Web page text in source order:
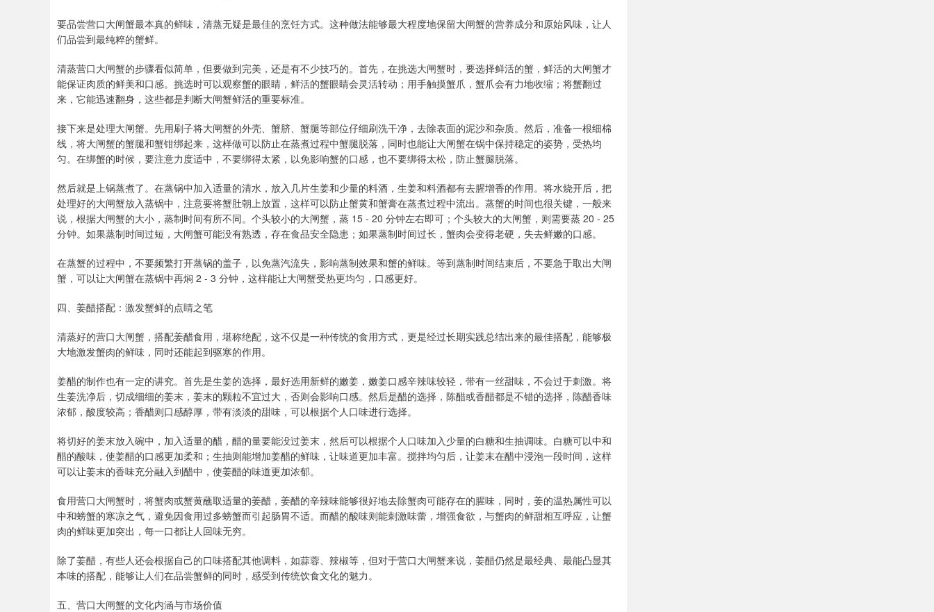
要品尝营口大闸蟹最本真的鲜味，清蒸无疑是最佳的烹饪方式。这种做法能够最大程度地保留大闸蟹的营养成分和原始风味，让人
们品尝到最纯粹的蟹鲜。
清蒸营口大闸蟹的步骤看似简单，但要做到完美，还是有不少技巧的。首先，在挑选大闸蟹时，要选择鲜活的蟹，鲜活的大闸蟹才
能保证肉质的鲜美和口感。挑选时可以观察蟹的眼睛，鲜活的蟹眼睛会灵活转动；用手触摸蟹爪，蟹爪会有力地收缩；将蟹翻过
来，它能迅速翻身，这些都是判断大闸蟹鲜活的重要标准。
接下来是处理大闸蟹。先用刷子将大闸蟹的外壳、蟹脐、蟹腿等部位仔细刷洗干净，去除表面的泥沙和杂质。然后，准备一根细棉
线，将大闸蟹的蟹腿和蟹钳绑起来，这样做可以防止在蒸煮过程中蟹腿脱落，同时也能让大闸蟹在锅中保持稳定的姿势，受热均
匀。在绑蟹的时候，要注意力度适中，不要绑得太紧，以免影响蟹的口感，也不要绑得太松，防止蟹腿脱落。
然后就是上锅蒸煮了。在蒸锅中加入适量的清水，放入几片生姜和少量的料酒，生姜和料酒都有去腥增香的作用。将水烧开后，把
处理好的大闸蟹放入蒸锅中，注意要将蟹肚朝上放置，这样可以防止蟹黄和蟹膏在蒸煮过程中流出。蒸蟹的时间也很关键，一般来
说，根据大闸蟹的大小，蒸制时间有所不同。个头较小的大闸蟹，蒸 15 - 20 分钟左右即可；个头较大的大闸蟹，则需要蒸 20 - 25
分钟。如果蒸制时间过短，大闸蟹可能没有熟透，存在食品安全隐患；如果蒸制时间过长，蟹肉会变得老硬，失去鲜嫩的口感。
在蒸蟹的过程中，不要频繁打开蒸锅的盖子，以免蒸汽流失，影响蒸制效果和蟹的鲜味。等到蒸制时间结束后，不要急于取出大闸
蟹，可以让大闸蟹在蒸锅中再焖 2 - 3 分钟，这样能让大闸蟹受热更均匀，口感更好。
四、姜醋搭配：激发蟹鲜的点睛之笔
清蒸好的营口大闸蟹，搭配姜醋食用，堪称绝配，这不仅是一种传统的食用方式，更是经过长期实践总结出来的最佳搭配，能够极
大地激发蟹肉的鲜味，同时还能起到驱寒的作用。
姜醋的制作也有一定的讲究。首先是生姜的选择，最好选用新鲜的嫩姜，嫩姜口感辛辣味较轻，带有一丝甜味，不会过于刺激。将
生姜洗净后，切成细细的姜末，姜末的颗粒不宜过大，否则会影响口感。然后是醋的选择，陈醋或香醋都是不错的选择，陈醋香味
浓郁，酸度较高；香醋则口感醇厚，带有淡淡的甜味，可以根据个人口味进行选择。
将切好的姜末放入碗中，加入适量的醋，醋的量要能没过姜末，然后可以根据个人口味加入少量的白糖和生抽调味。白糖可以中和
醋的酸味，使姜醋的口感更加柔和；生抽则能增加姜醋的鲜味，让味道更加丰富。搅拌均匀后，让姜末在醋中浸泡一段时间，这样
可以让姜末的香味充分融入到醋中，使姜醋的味道更加浓郁。
食用营口大闸蟹时，将蟹肉或蟹黄蘸取适量的姜醋，姜醋的辛辣味能够很好地去除蟹肉可能存在的腥味，同时，姜的温热属性可以
中和螃蟹的寒凉之气，避免因食用过多螃蟹而引起肠胃不适。而醋的酸味则能刺激味蕾，增强食欲，与蟹肉的鲜甜相互呼应，让蟹
肉的鲜味更加突出，每一口都让人回味无穷。
除了姜醋，有些人还会根据自己的口味搭配其他调料，如蒜蓉、辣椒等，但对于营口大闸蟹来说，姜醋仍然是最经典、最能凸显其
本味的搭配，能够让人们在品尝蟹鲜的同时，感受到传统饮食文化的魅力。
五、营口大闸蟹的文化内涵与市场价值